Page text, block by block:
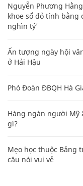
Nguyễn Phương
khoe sổ đỏ tính bằng
nghìn tỷ'
Ấn tượng ngày hội
ở Hải Hậu
Phó Đoàn ĐBQH Hà
Hàng ngàn người Mỹ
gì?
Mẹo học thuộc Bảng
câu nói vui vẻ